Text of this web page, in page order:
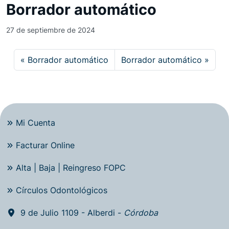
Borrador automático
27 de septiembre de 2024
Borrador automático Borrador automático
Mi Cuenta
Facturar Online
Alta | Baja | Reingreso FOPC
Círculos Odontológicos
9 de Julio 1109 - Alberdi - Córdoba